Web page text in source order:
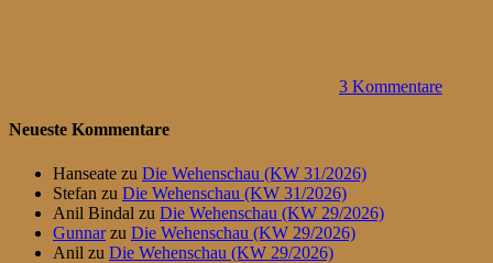
3 Kommentare
Neueste Kommentare
Hanseate zu Die Wehenschau (KW 31/2026)
Stefan zu Die Wehenschau (KW 31/2026)
Anil Bindal zu Die Wehenschau (KW 29/2026)
Gunnarzu Die Wehenschau (KW 29/2026)
Anil zu Die Wehenschau (KW 29/2026)